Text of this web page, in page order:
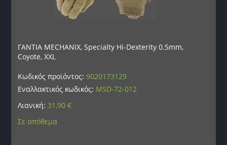
ΓΑΝΤΙΑ MECHANIX, Specialty Hi-Dexterity 0.5mm,
Coyote, XXL
Κωδικός προϊόντος:9020173129
Εναλλακτικός κωδικός: MSD-72-012
Λιανική: 31,90€
Σε απόθεμα